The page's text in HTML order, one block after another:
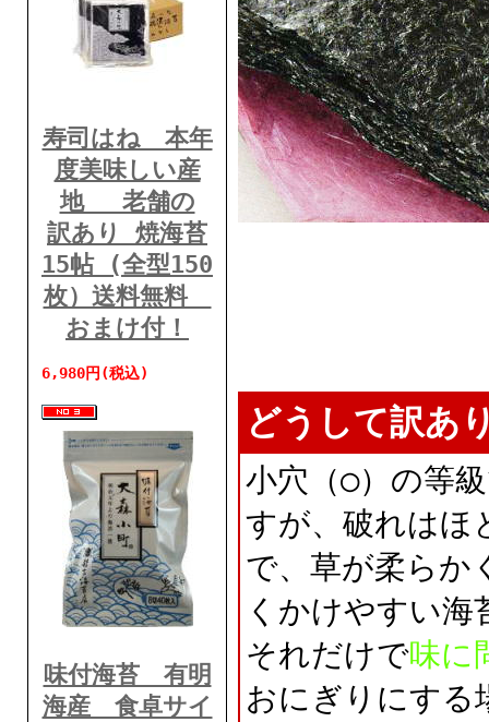
寿司はね 本年
度美味しい産
地 老舗の
訳あり 焼海苔
15帖 (全型150
枚）送料無料
おまけ付！
6,980円(税込)
味付海苔 有明
海産 食卓サイ
どうして訳あ
小穴（○）の等
すが、破れはほ
で、草が柔らか
くかけやすい海
それだけで味に
おにぎりにする